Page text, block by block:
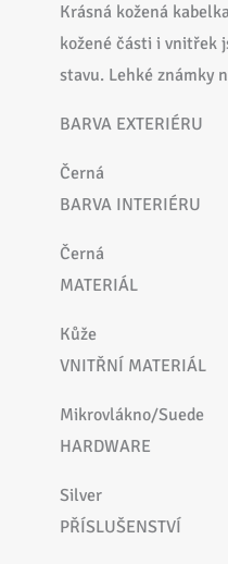
Krásná kožená
kožené části i vnitřek
stavu. Lehké známky
BARVA EXTERIÉRU
Černá
BARVA INTERIÉRU
Černá
MATERIÁL
Kůže
VNITŘNÍ MATERIÁL
Mikrovlákno/Suede
HARDWARE
Silver
PŘÍSLUŠENSTVÍ